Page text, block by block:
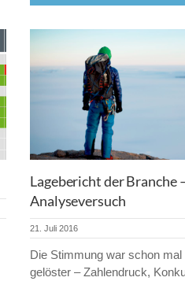
Lagebericht der Branche
Analyseversuch
21. Juli 2016
Die Stimmung war schon mal
gelöster – Zahlendruck,